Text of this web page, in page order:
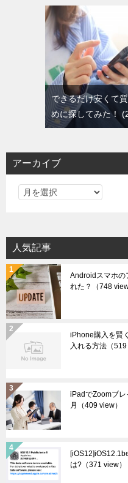
できるだけ安くて
めに探してみた！
アーカイブ
ア
イ
ブ
人気記事
Androidスマホの
れた？
（748 view
iPhone購入を賢
入れる方法 （
iPadでZoomブ
月
（409 view）
は? （371 view）